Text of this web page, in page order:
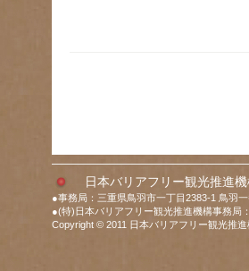
日本バリアフリー観光推進
●事務局：三重県鳥羽市一丁目2383-1 鳥羽
●(特)日本バリアフリー観光推進機構事務局
Copyright © 2011 日本バリアフリー観光推進